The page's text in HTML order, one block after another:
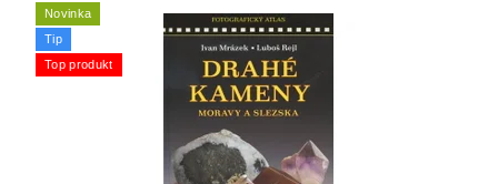
Novinka
Tip
Top produkt